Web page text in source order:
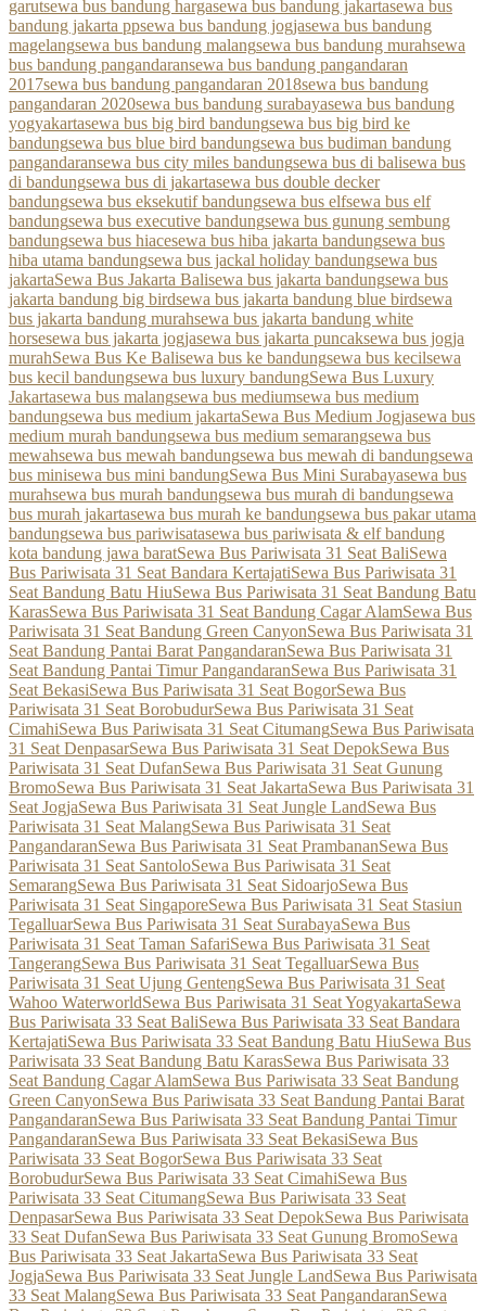
garutsewa bus bandung hargasewa bus bandung jakartasewa bus
bandung jakarta ppsewa bus bandung jogjasewa bus bandung
magelangsewa bus bandung malangsewa bus bandung murahsewa
bus bandung pangandaransewa bus bandung pangandaran
2017sewa bus bandung pangandaran 2018sewa bus bandung
pangandaran 2020sewa bus bandung surabayasewa bus bandung
yogyakartasewa bus big bird bandungsewa bus big bird ke
bandungsewa bus blue bird bandungsewa bus budiman bandung
pangandaransewa bus city miles bandungsewa bus di balisewa bus
di bandungsewa bus di jakartasewa bus double decker
bandungsewa bus eksekutif bandungsewa bus elfsewa bus elf
bandungsewa bus executive bandungsewa bus gunung sembung
bandungsewa bus hiacesewa bus hiba jakarta bandungsewa bus
hiba utama bandungsewa bus jackal holiday bandungsewa bus
jakartaSewa Bus Jakarta Balisewa bus jakarta bandungsewa bus
jakarta bandung big birdsewa bus jakarta bandung blue birdsewa
bus jakarta bandung murahsewa bus jakarta bandung white
horsesewa bus jakarta jogjasewa bus jakarta puncaksewa bus jogja
murahSewa Bus Ke Balisewa bus ke bandungsewa bus kecilsewa
bus kecil bandungsewa bus luxury bandungSewa Bus Luxury
Jakartasewa bus malangsewa bus mediumsewa bus medium
bandungsewa bus medium jakartaSewa Bus Medium Jogjasewa bus
medium murah bandungsewa bus medium semarangsewa bus
mewahsewa bus mewah bandungsewa bus mewah di bandungsewa
bus minisewa bus mini bandungSewa Bus Mini Surabayasewa bus
murahsewa bus murah bandungsewa bus murah di bandungsewa
bus murah jakartasewa bus murah ke bandungsewa bus pakar utama
bandungsewa bus pariwisatasewa bus pariwisata & elf bandung
kota bandung jawa baratSewa Bus Pariwisata 31 Seat BaliSewa
Bus Pariwisata 31 Seat Bandara KertajatiSewa Bus Pariwisata 31
Seat Bandung Batu HiuSewa Bus Pariwisata 31 Seat Bandung Batu
KarasSewa Bus Pariwisata 31 Seat Bandung Cagar AlamSewa Bus
Pariwisata 31 Seat Bandung Green CanyonSewa Bus Pariwisata 31
Seat Bandung Pantai Barat PangandaranSewa Bus Pariwisata 31
Seat Bandung Pantai Timur PangandaranSewa Bus Pariwisata 31
Seat BekasiSewa Bus Pariwisata 31 Seat BogorSewa Bus
Pariwisata 31 Seat BorobudurSewa Bus Pariwisata 31 Seat
CimahiSewa Bus Pariwisata 31 Seat CitumangSewa Bus Pariwisata
31 Seat DenpasarSewa Bus Pariwisata 31 Seat DepokSewa Bus
Pariwisata 31 Seat DufanSewa Bus Pariwisata 31 Seat Gunung
BromoSewa Bus Pariwisata 31 Seat JakartaSewa Bus Pariwisata 31
Seat JogjaSewa Bus Pariwisata 31 Seat Jungle LandSewa Bus
Pariwisata 31 Seat MalangSewa Bus Pariwisata 31 Seat
PangandaranSewa Bus Pariwisata 31 Seat PrambananSewa Bus
Pariwisata 31 Seat SantoloSewa Bus Pariwisata 31 Seat
SemarangSewa Bus Pariwisata 31 Seat SidoarjoSewa Bus
Pariwisata 31 Seat SingaporeSewa Bus Pariwisata 31 Seat Stasiun
TegalluarSewa Bus Pariwisata 31 Seat SurabayaSewa Bus
Pariwisata 31 Seat Taman SafariSewa Bus Pariwisata 31 Seat
TangerangSewa Bus Pariwisata 31 Seat TegalluarSewa Bus
Pariwisata 31 Seat Ujung GentengSewa Bus Pariwisata 31 Seat
Wahoo WaterworldSewa Bus Pariwisata 31 Seat YogyakartaSewa
Bus Pariwisata 33 Seat BaliSewa Bus Pariwisata 33 Seat Bandara
KertajatiSewa Bus Pariwisata 33 Seat Bandung Batu HiuSewa Bus
Pariwisata 33 Seat Bandung Batu KarasSewa Bus Pariwisata 33
Seat Bandung Cagar AlamSewa Bus Pariwisata 33 Seat Bandung
Green CanyonSewa Bus Pariwisata 33 Seat Bandung Pantai Barat
PangandaranSewa Bus Pariwisata 33 Seat Bandung Pantai Timur
PangandaranSewa Bus Pariwisata 33 Seat BekasiSewa Bus
Pariwisata 33 Seat BogorSewa Bus Pariwisata 33 Seat
BorobudurSewa Bus Pariwisata 33 Seat CimahiSewa Bus
Pariwisata 33 Seat CitumangSewa Bus Pariwisata 33 Seat
DenpasarSewa Bus Pariwisata 33 Seat DepokSewa Bus Pariwisata
33 Seat DufanSewa Bus Pariwisata 33 Seat Gunung BromoSewa
Bus Pariwisata 33 Seat JakartaSewa Bus Pariwisata 33 Seat
JogjaSewa Bus Pariwisata 33 Seat Jungle LandSewa Bus Pariwisata
33 Seat MalangSewa Bus Pariwisata 33 Seat PangandaranSewa